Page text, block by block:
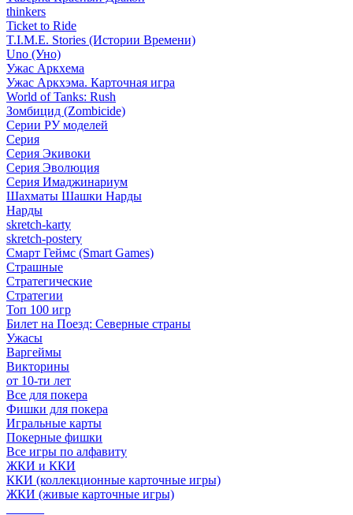
thinkers
Ticket to Ride
T.I.M.E. Stories (Истории Времени)
Uno (Уно)
Ужас Аркхема
Ужас Аркхэма. Карточная игра
World of Tanks: Rush
Зомбицид (Zombicide)
Серии РУ моделей
Серия
Серия Экивоки
Серия Эволюция
Серия Имаджинариум
Шахматы Шашки Нарды
Нарды
skretch-karty
skretch-postery
Смарт Геймс (Smart Games)
Страшные
Стратегические
Стратегии
Топ 100 игр
Билет на Поезд: Северные страны
Ужасы
Варгеймы
Викторины
от 10-ти лет
Все для покера
Фишки для покера
Игральные карты
Покерные фишки
Все игры по алфавиту
ЖКИ и ККИ
ККИ (коллекционные карточные игры)
ЖКИ (живые карточные игры)